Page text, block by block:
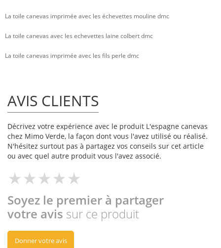
La toile canevas imprimée avec les échevettes mouline dmc
La toile canevas avec les echevettes laine colbert dmc
La toile canevas imprimée avec les fils perle dmc
AVIS CLIENTS
Décrivez votre expérience avec le produit L'espagne canevas
chez Mimo Verde, la façon dont vous l'avez utilisé ou réalisé.
N'hésitez surtout pas à partagez vos conseils sur cet article
ou avec quel autre produit vous l'avez associé.
Soyez le premier à partager
votre avis sur ce produit
Donner votre avis